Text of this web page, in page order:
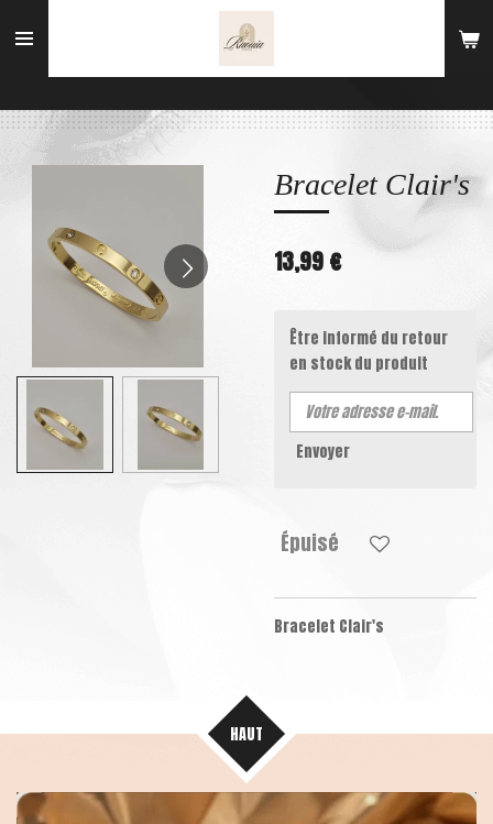
au
Bracelet Clair's
13,99 €
Être informé du retour
en stock du produit
Envoyer
Épuisé
Bracelet Clair's
HAUT